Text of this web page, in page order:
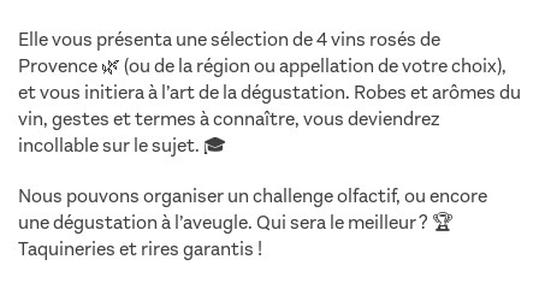
Elle vous présenta une sélection de 4 vins rosés de
Provence 🌿 (ou de la région ou appellation de votre choix),
et vous initiera à l’art de la dégustation. Robes et arômes du
vin, gestes et termes à connaître, vous deviendrez
incollable sur le sujet. 🎓
Nous pouvons organiser un challenge olfactif, ou encore
une dégustation à l’aveugle. Qui sera le meilleur ? 🏆
Taquineries et rires garantis !